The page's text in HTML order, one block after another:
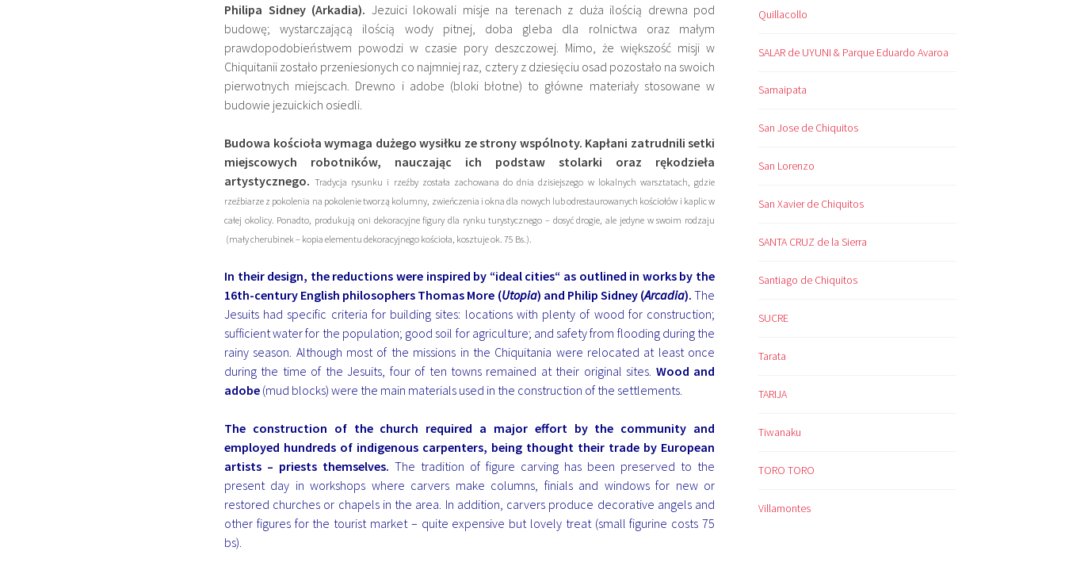
Philipa Sidney (Arkadia). Jezuici lokowali misje na terenach z duża ilością drewna pod
budowę; wystarczającą ilością wody pitnej, doba gleba dla rolnictwa oraz małym
prawdopodobieństwem powodzi w czasie pory deszczowej. Mimo, że większość misji w
Chiquitanii zostało przeniesionych co ​​najmniej raz, cztery z dziesięciu osad pozostało na swoich
pierwotnych miejscach. Drewno i adobe (bloki błotne) to główne materiały stosowane w
budowie jezuickich osiedli.
Budowa kościoła wymaga dużego wysiłku ze strony wspólnoty. Kapłani zatrudnili setki
miejscowych robotników, nauczając ich podstaw stolarki oraz rękodzieła
artystycznego.Tradycja rysunku i rzeźby została zachowana do dnia dzisiejszego w lokalnych warsztatach, gdzie
rzeźbiarze z pokolenia na pokolenie tworzą kolumny, zwieńczenia i okna dla nowych lub odrestaurowanych kościołów i kaplic w
całej okolicy. Ponadto, produkują oni dekoracyjne figury dla rynku turystycznego – dosyć drogie, ale jedyne w swoim rodzaju
(mały cherubinek – kopia elementu dekoracyjnego kościoła, kosztuje ok. 75 Bs.).
In their design, the reductions were inspired by “ideal cities“ as outlined in works by the
16th-century English philosophers Thomas More (Utopia) and Philip Sidney (Arcadia). The
Jesuits had specific criteria for building sites: locations with plenty of wood for construction;
sufficient water for the population; good soil for agriculture; and safety from flooding during the
rainy season. Although most of the missions in the Chiquitania were relocated at least once
during the time of the Jesuits, four of ten towns remained at their original sites. Wood and
adobe (mud blocks) were the main materials used in the construction of the settlements.
The construction of the church required a major effort by the community and
employed hundreds of indigenous carpenters, being thought their trade by European
artists – priests themselves. The tradition of figure carving has been preserved to the
present day in workshops where carvers make columns, finials and windows for new or
restored churches or chapels in the area. In addition, carvers produce decorative angels and
other figures for the tourist market – quite expensive but lovely treat (small figurine costs 75
bs).
Quillacollo
SALAR de UYUNI & Parque Eduardo Avaroa
Samaipata
San Jose de Chiquitos
San Lorenzo
San Xavier de Chiquitos
SANTA CRUZ de la Sierra
Santiago de Chiquitos
SUCRE
Tarata
TARIJA
Tiwanaku
TORO TORO
Villamontes